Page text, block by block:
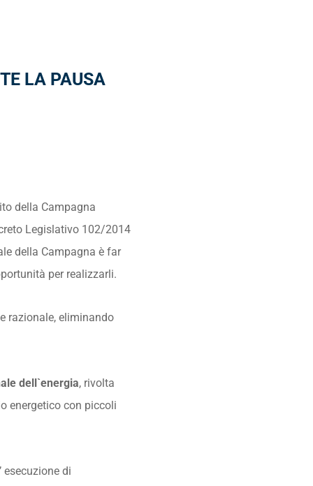
LA PAUSA
della Campagna
Legislativo 102/2014
della Campagna è far
per realizzarli.
razionale, eliminando
dell`energia, rivolta
energetico con piccoli
esecuzione di